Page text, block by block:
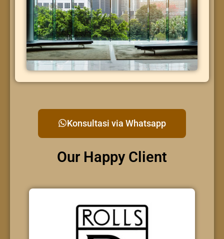
Konsultasi via Whatsapp
Our Happy Client